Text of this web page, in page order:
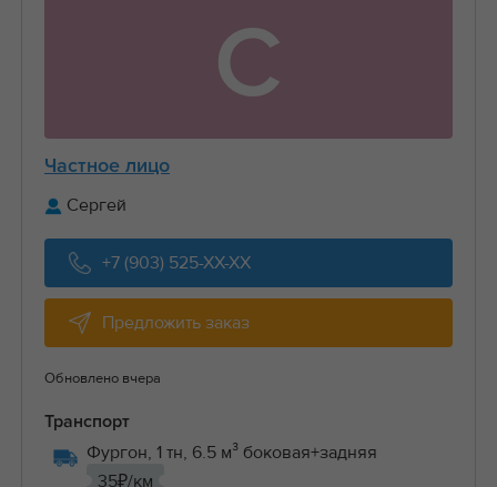
С
Частное лицо
Сергей
+7 (903) 525-XX-XX
Предложить заказ
Обновлено вчера
Транспорт
Фургон, 1 тн, 6.5 м³ боковая+задняя
35₽/км